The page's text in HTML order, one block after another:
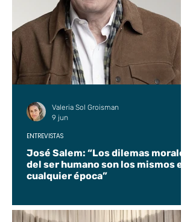
José Salem: “Los dilemas morales
del ser humano son los mismos en
cualquier época”
ENTREVISTAS
Valeria Sol Groisman
9 jun